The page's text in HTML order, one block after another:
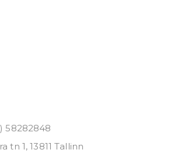
58282848
tn 1, 13811 Tallinn